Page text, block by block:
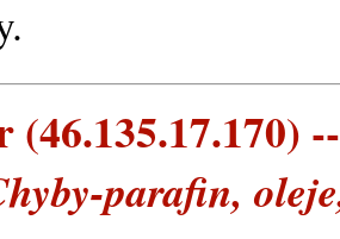
(46.135.17.170)
parafin,